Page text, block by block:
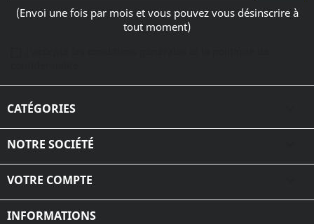
(Envoi une fois par mois et vous pouvez vous désinscrire à
tout moment)
CATÉGORIES
NOTRE SOCIÉTÉ
VOTRE COMPTE
INFORMATIONS